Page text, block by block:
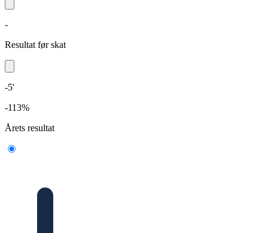
-
Resultat før skat
-5'
-113%
Årets resultat